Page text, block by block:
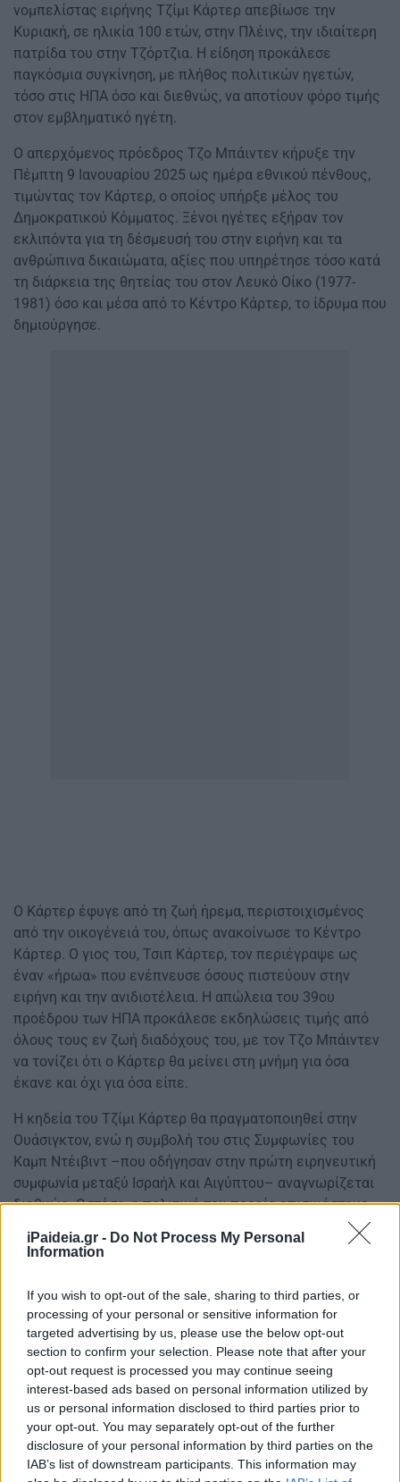
iPaideia.gr - Do Not Process My Personal
Information
If you wish to opt-out of the sale, sharing to third parties, or
processing of your personal or sensitive information for
targeted advertising by us, please use the below opt-out
section to confirm your selection. Please note that after your
opt-out request is processed you may continue seeing
interest-based ads based on personal information utilized by
us or personal information disclosed to third parties prior to
your opt-out. You may separately opt-out of the further
disclosure of your personal information by third parties on the
IAB’s list of downstream participants. This information may
νομπελίστας ειρήνης Τζίμι Κάρτερ απεβίωσε την
Κυριακή, σε ηλικία 100 ετών, στην Πλέινς, την ιδιαίτερη
πατρίδα του στην Τζόρτζια. Η είδηση προκάλεσε
παγκόσμια συγκίνηση, με πλήθος πολιτικών ηγετών,
τόσο στις ΗΠΑ όσο και διεθνώς, να αποτίουν φόρο τιμής
στον εμβληματικό ηγέτη.
Ο απερχόμενος πρόεδρος Τζο Μπάιντεν κήρυξε την
Πέμπτη 9 Ιανουαρίου 2025 ως ημέρα εθνικού πένθους,
τιμώντας τον Κάρτερ, ο οποίος υπήρξε μέλος του
Δημοκρατικού Κόμματος. Ξένοι ηγέτες εξήραν τον
εκλιπόντα για τη δέσμευσή του στην ειρήνη και τα
ανθρώπινα δικαιώματα, αξίες που υπηρέτησε τόσο κατά
τη διάρκεια της θητείας του στον Λευκό Οίκο (1977-
1981) όσο και μέσα από το Κέντρο Κάρτερ, το ίδρυμα που
δημιούργησε.
Ο Κάρτερ έφυγε από τη ζωή ήρεμα, περιστοιχισμένος
από την οικογένειά του, όπως ανακοίνωσε το Κέντρο
Κάρτερ. Ο γιος του, Τσιπ Κάρτερ, τον περιέγραψε ως
έναν «ήρωα» που ενέπνευσε όσους πιστεύουν στην
ειρήνη και την ανιδιοτέλεια. Η απώλεια του 39ου
προέδρου των ΗΠΑ προκάλεσε εκδηλώσεις τιμής από
όλους τους εν ζωή διαδόχους του, με τον Τζο Μπάιντεν
να τονίζει ότι ο Κάρτερ θα μείνει στη μνήμη για όσα
έκανε και όχι για όσα είπε.
Η κηδεία του Τζίμι Κάρτερ θα πραγματοποιηθεί στην
Ουάσιγκτον, ενώ η συμβολή του στις Συμφωνίες του
Καμπ Ντέιβιντ –που οδήγησαν στην πρώτη ειρηνευτική
συμφωνία μεταξύ Ισραήλ και Αιγύπτου– αναγνωρίζεται
διεθνώς. Ωστόσο, η πολιτική του πορεία επισκιάστηκε
συνέβαλε στην απώλεια της επανεκλογής του.
Μετά την προεδρία, ο Κάρτερ αφοσιώθηκε σε
ανθρωπιστικές δραστηριότητες, ιδρύοντας το Κέντρο
Κάρτερ και προωθώντας την ανάπτυξη, την υγεία και την
ειρήνη. Το 2002, τιμήθηκε με το Νόμπελ Ειρήνης για τη
μακροχρόνια προσφορά του. Παρέμεινε δραστήριος
μέχρι τα βαθιά γεράματα, συμμετέχοντας σε
φιλανθρωπικές δράσεις και προγράμματα, με τη σύζυγό
του, Ρόζαλιν, πάντα στο πλευρό του.